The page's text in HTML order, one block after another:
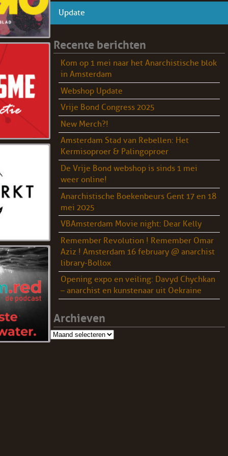
Update
Recente berichten
Kom op 1 mei naar het Anarchistische blok
in Amsterdam
Webshop Update
Vrije Bond Congress 2025
New Merch?!
Amsterdam Stad van Rebellen: Het
Kermisoproer & Palingoproer
De Vrije Bond webshop is sinds 1 mei
weer online!
Anarchistische Boekenbeurs Gent 17 en 18
mei 2025
VBAmsterdam Movie night: Dear Kelly
Remember Revolution ! Remember Omar
Aziz ! Amsterdam 16 february @ anarchist
library-Bollox
Opening expo en veiling: Davyd Chychkan
– anarchist en kunstenaar uit Oekraine
Archieven
Archieven